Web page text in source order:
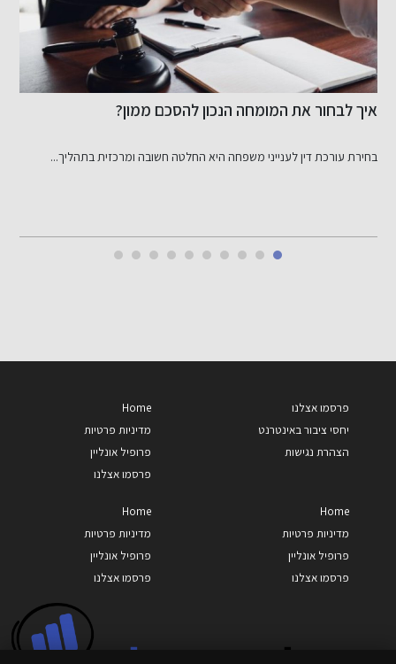
איך לבחור את המומחה הנכון להסכם ממון?
בחירת עורכת דין לענייני משפחה היא החלטה חשובה ומרכזית בתהליך...
פרסמו אצלנו
יחסי ציבור באינטרנט
הצהרת נגישות
Home
מדיניות פרטיות
פרופיל אונליין
פרסמו אצלנו
Home
מדיניות פרטיות
פרופיל אונליין
פרסמו אצלנו
Home
מדיניות פרטיות
פרופיל אונליין
פרסמו אצלנו